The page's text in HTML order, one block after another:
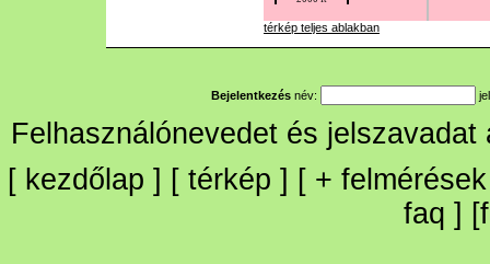
térkép teljes ablakban
Bejelentkezés név:
Felhasználónevedet és
[ kezdőlap ] [ térkép ] [ + felmérések
faq ] [